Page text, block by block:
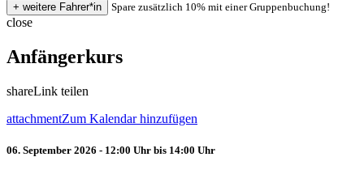
Spare zusätzlich 10% mit einer Gruppenbuchung!
close
Anfängerkurs
shareLink teilen
attachmentZum Kalendar hinzufügen
06. September 2026 - 12:00 Uhr bis 14:00 Uhr